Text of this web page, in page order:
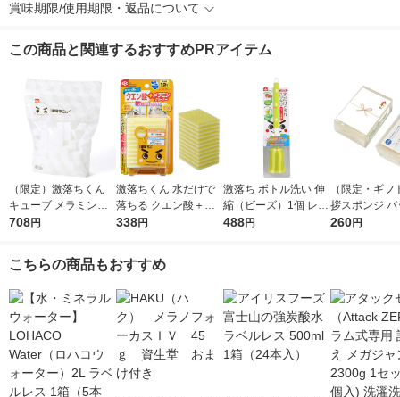
賞味期限/使用期限・返品について
この商品と関連するおすすめPRアイテム
（限定）激落ちくん
キューブ メラミンス
ポンジ 大容量 1パッ
オリジナル
708円
激落ちくん 水だけで
落ちる クエン酸＋メ
ラミンクリーナー お
ク
338円
激落ち ボトル洗い 伸
縮（ビーズ）1個 レッ
ク
488円
（限定・ギフ
拶スポンジ パ
ナチュロン キ
260円
こちらの商品もおすすめ